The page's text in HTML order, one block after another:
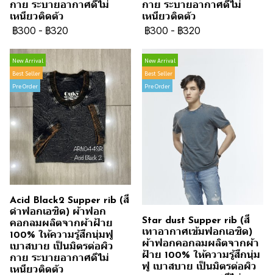
กาย ระบายอากาศดีไม่
เหนียวติดตัว
฿300 - ฿320
กาย ระบายอากาศดีไม่
เหนียวติดตัว
฿300 - ฿320
New Arrival
Best Seller
Pre Order
Acid Black2 Supper rib (สี
ดำฟอกเอซิด) ผ้าฟอก
คอกลมผลิตจากผ้าฝ้าย
100% ให้ความรู้สึกนุ่มฟู
เบาสบาย เป็นมิตรต่อผิว
กาย ระบายอากาศดีไม่
เหนียวติดตัว
New Arrival
Best Seller
Pre Order
Star dust Supper rib (สี
เทาอากาศเข้มฟอกเอซิด)
ผ้าฟอกคอกลมผลิตจากผ้า
ฝ้าย 100% ให้ความรู้สึกนุ่ม
ฟู เบาสบาย เป็นมิตรต่อผิว